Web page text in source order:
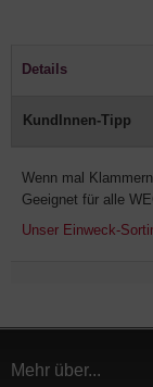
Details
KundInnen-Tipp
Wenn mal
Geeignet für alle
Unser Einweck-
Mehr über...